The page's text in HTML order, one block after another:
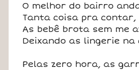
O melhor do bairro
Tanta coisa pra
As bebê brota sem me
Deixando as lingerie
Pelas zero hora, as